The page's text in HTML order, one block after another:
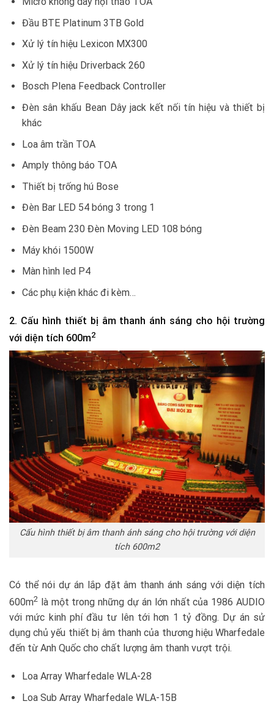
Đầu BTE Platinum 3TB Gold
Xử lý tín hiệu Lexicon MX300
Xử lý tín hiệu Driverback 260
Bosch Plena Feedback Controller
Đèn sân khấu Bean Dây jack kết nối tín hiệu và thiết bị
khác
Loa âm trần TOA
Amply thông báo TOA
Thiết bị trống hú Bose
Đèn Bar LED 54 bóng 3 trong 1
Đèn Beam 230 Đèn Moving LED 108 bóng
Máy khói 1500W
Màn hình led P4
Các phụ kiện khác đi kèm…
2. Cấu hình thiết bị âm thanh ánh sáng cho hội trường
với diện tích 600m2
Cấu hình thiết bị âm thanh ánh sáng cho hội trường với diện
tích 600m2
Có thể nói dự án lắp đặt âm thanh ánh sáng với diện tích
600m2 là một trong những dự án lớn nhất của 1986 AUDIO
với mức kinh phí đầu tư lên tới hơn 1 tỷ đồng. Dự án sử
dụng chủ yếu thiết bị âm thanh của thương hiệu Wharfedale
đến từ Anh Quốc cho chất lượng âm thanh vượt trội.
Loa Array Wharfedale WLA-28
Loa Sub Array Wharfedale WLA-15B